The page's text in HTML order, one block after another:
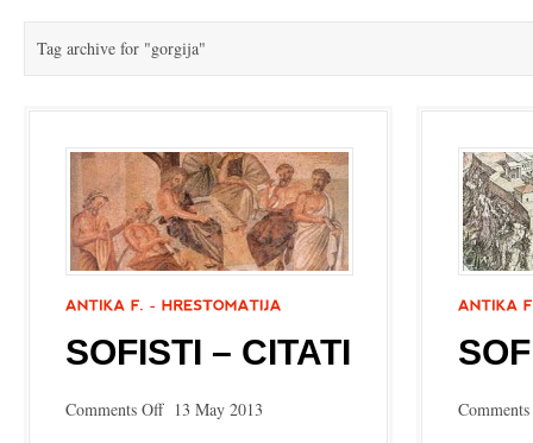
Tag archive for "gorgija"
SOFISTI – CITATI
Comments Offon13 May 2013